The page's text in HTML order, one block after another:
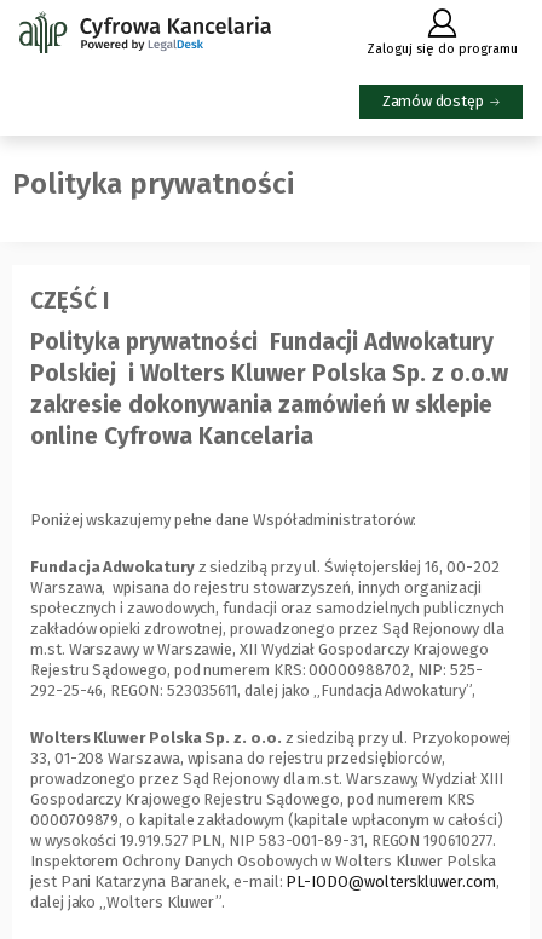
Zaloguj się do programu
(Link
innej
strony)
Zamów dostęp
Polityka prywatności
CZĘŚĆ I
Polityka prywatności Fundacji Adwokatury
Polskiej i Wolters Kluwer Polska Sp. z o.o.w
zakresie dokonywania zamówień w sklepie
online Cyfrowa Kancelaria
Poniżej wskazujemy pełne dane Współadministratorów:
Fundacja Adwokaturyz siedzibą przy ul. Świętojerskiej 16, 00-202
Warszawa, wpisana do rejestru stowarzyszeń, innych organizacji
społecznych i zawodowych, fundacji oraz samodzielnych publicznych
zakładów opieki zdrowotnej, prowadzonego przez Sąd Rejonowy dla
m.st. Warszawy w Warszawie, XII Wydział Gospodarczy Krajowego
Rejestru Sądowego, pod numerem KRS: 00000988702, NIP: 525-
292-25-46, REGON: 523035611, dalej jako „Fundacja Adwokatury”,
Wolters Kluwer Polska Sp. z. o.o. z siedzibą przy ul. Przyokopowej
33, 01-208 Warszawa, wpisana do rejestru przedsiębiorców,
prowadzonego przez Sąd Rejonowy dla m.st. Warszawy, Wydział XIII
Gospodarczy Krajowego Rejestru Sądowego, pod numerem KRS
0000709879, o kapitale zakładowym (kapitale wpłaconym w całości)
w wysokości 19.919.527 PLN, NIP 583-001-89-31, REGON 190610277.
Inspektorem Ochrony Danych Osobowych w Wolters Kluwer Polska
jest Pani Katarzyna Baranek, e-mail: PL-IODO@wolterskluwer.com,
dalej jako „Wolters Kluwer”.